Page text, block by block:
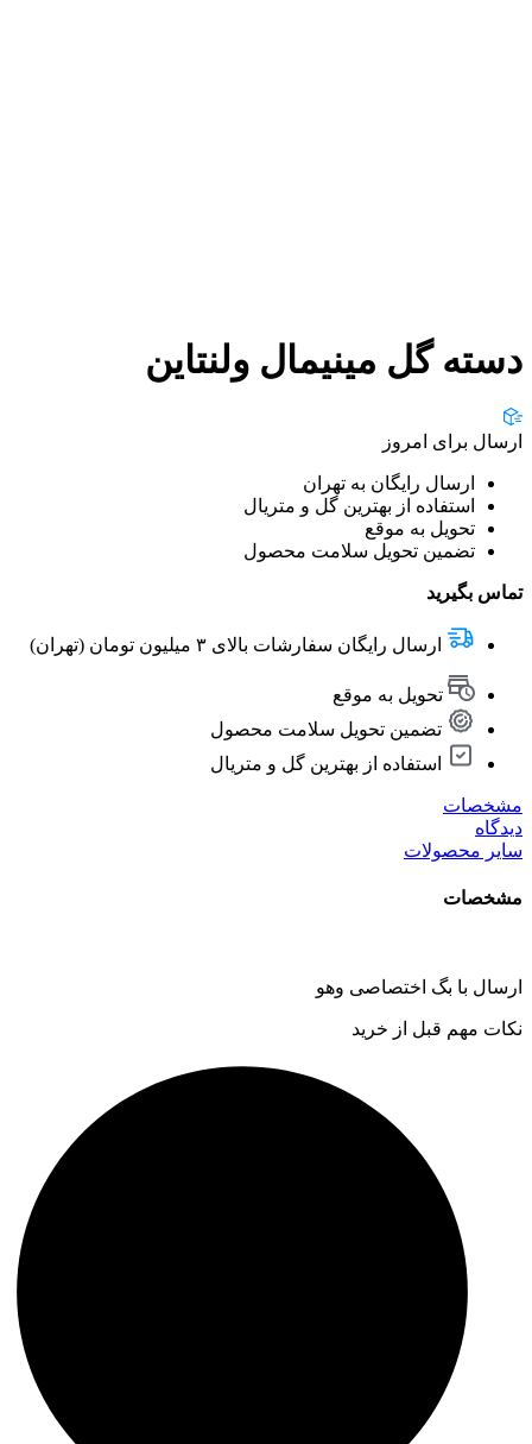
دسته گل مینیمال ولنتاین
ارسال برای امروز
ارسال رایگان به تهران
استفاده از بهترین گل و متریال
تحویل به موقع
تضمین تحویل سلامت محصول
تماس بگیرید
ارسال رایگان سفارشات بالای ۳ میلیون تومان (تهران)
تحویل به موقع
تضمین تحویل سلامت محصول
استفاده از بهترین گل و متریال
مشخصات
دیدگاه
سایر محصولات
مشخصات
ارسال با بگ اختصاصی وهو
نکات مهم قبل از خرید